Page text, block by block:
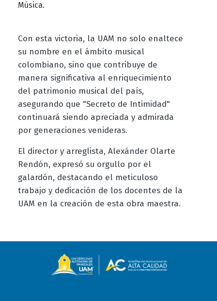
Música.
Con esta victoria, la UAM no solo enaltece
su nombre en el ámbito musical
colombiano, sino que contribuye de
manera significativa al enriquecimiento
del patrimonio musical del país,
asegurando que "Secreto de Intimidad"
continuará siendo apreciada y admirada
por generaciones venideras.
El director y arreglista, Alexánder Olarte
Rendón, expresó su orgullo por el
galardón, destacando el meticuloso
trabajo y dedicación de los docentes de la
UAM en la creación de esta obra maestra.